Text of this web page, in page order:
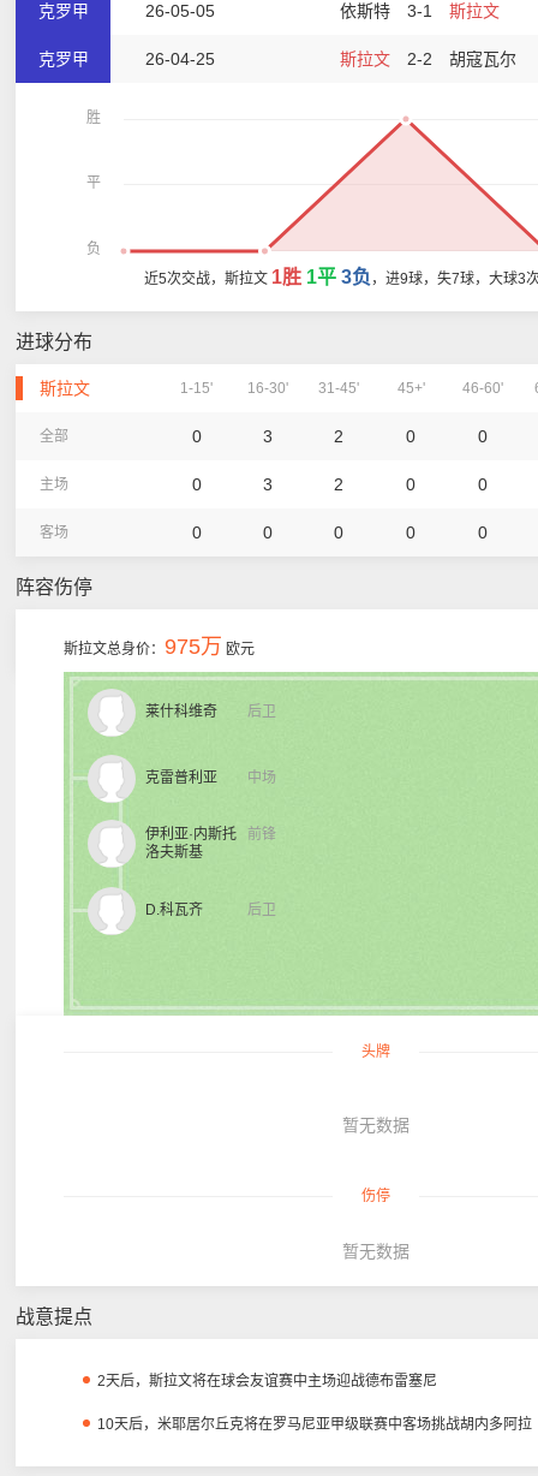
克罗甲 26-05-05 依斯特 3-1 斯拉文
克罗甲 26-04-25 斯拉文 2-2 胡寇瓦尔
胜
平
负
近5次交战，斯拉文 1胜 1平 3负 ，进9球，失7球，大球3
进球分布
斯拉文 1-15' 16-30' 31-45' 45+' 46-60'
全部 0 3 2 0 0
主场 0 3 2 0 0
客场 0 0 0 0 0
阵容伤停
斯拉文总身价： 975万 欧元
后卫
莱什科维奇
中场
克雷普利亚
前锋
伊利亚·内斯托
洛夫斯基
后卫
D.科瓦齐
头牌
暂无数据
伤停
暂无数据
战意提点
2天后，斯拉文将在球会友谊赛中主场迎战德布雷塞尼
10天后，米耶居尔丘克将在罗马尼亚甲级联赛中客场挑战胡内多阿拉